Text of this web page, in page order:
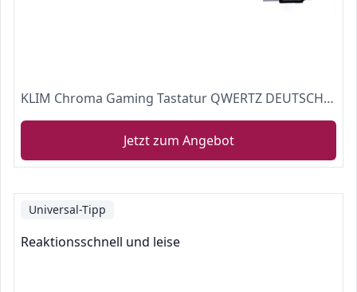
KLIM Chroma Gaming Tastatur QWERTZ DEUTSCH mit Kabel USB + Langlebig, Ergonomisch, Wasserdicht, Leise Tasten + RGB Gamer Tastatur für PC Mac Xbox One X PS4 Tastatur + Neue 2022 Version + Schwarz
Jetzt zum Angebot
Universal-Tipp
Reaktionsschnell und leise